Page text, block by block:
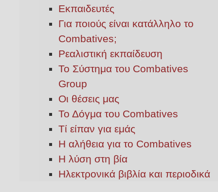
Εκπαιδευτές
Για ποιούς είναι κατάλληλο το
Combatives;
Ρεαλιστική εκπαίδευση
Το Σύστημα του Combatives
Group
Οι θέσεις μας
Το Δόγμα του Combatives
Τί είπαν για εμάς
Η αλήθεια για το Combatives
Η λύση στη βία
Ηλεκτρονικά βιβλία και περιοδικά